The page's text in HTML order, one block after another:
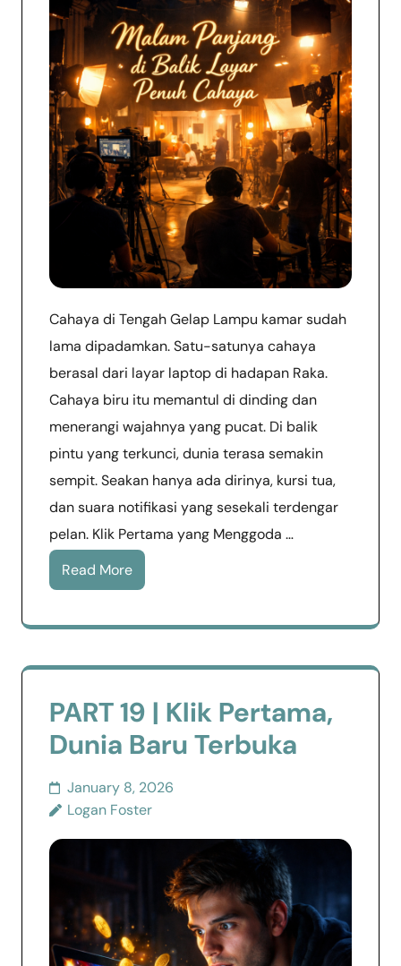
Cahaya di Tengah Gelap Lampu kamar sudah
lama dipadamkan. Satu-satunya cahaya
berasal dari layar laptop di hadapan Raka.
Cahaya biru itu memantul di dinding dan
menerangi wajahnya yang pucat. Di balik
pintu yang terkunci, dunia terasa semakin
sempit. Seakan hanya ada dirinya, kursi tua,
dan suara notifikasi yang sesekali terdengar
pelan. Klik Pertama yang Menggoda …
Read More
PART 19 | Klik Pertama,
Dunia Baru Terbuka
January 8, 2026
Logan Foster